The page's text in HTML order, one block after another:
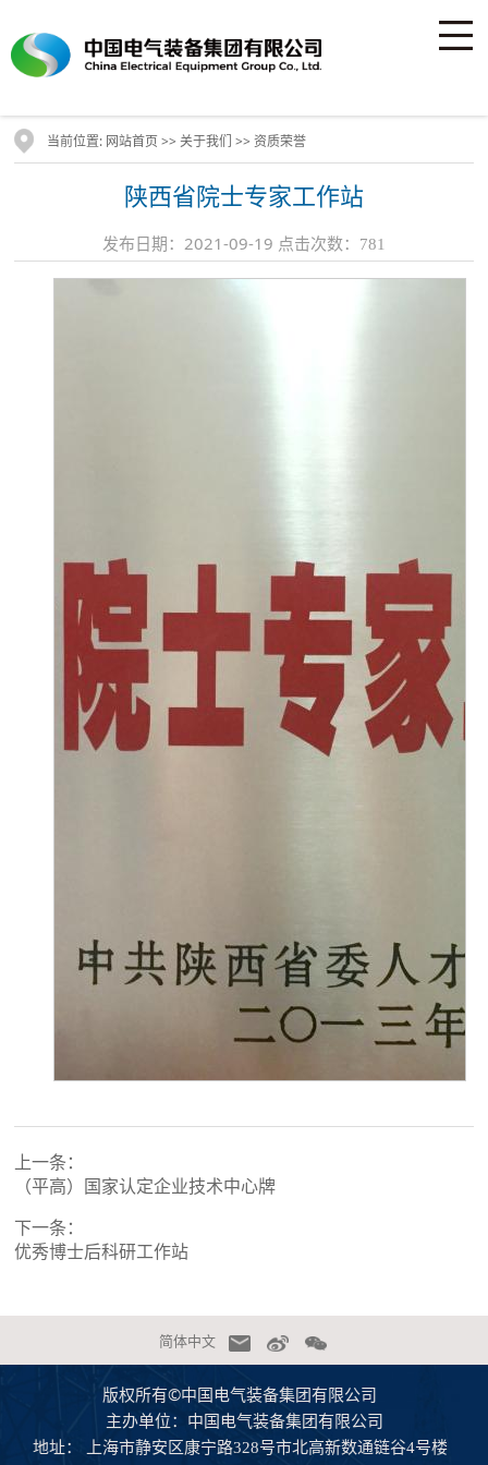
当前位置: 网站首页 >>关于我们 >>资质荣誉
陕西省院士专家工作站
发布日期：2021-09-19 点击次数： 781
上一条：
（平高）国家认定企业技术中心牌
下一条：
优秀博士后科研工作站
简体中文
版权所有©中国电气装备集团有限公司
主办单位：中国电气装备集团有限公司
地址：
上海市静安区康宁路328号市北高新数通链谷4号楼